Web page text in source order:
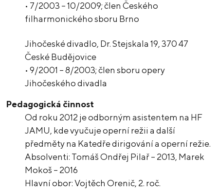
• 7/2003 – 10/2009; člen Českého
filharmonického sboru Brno
Jihočeské divadlo, Dr. Stejskala 19, 370 47
České Budějovice
• 9/2001 – 8/2003; člen sboru opery
Jihočeského divadla
Pedagogická činnost
Od roku 2012 je odborným asistentem na HF
JAMU, kde vyučuje operní režii a další
předměty na Katedře dirigování a operní režie.
Absolventi: Tomáš Ondřej Pilař – 2013, Marek
Mokoš – 2016
Hlavní obor: Vojtěch Orenič, 2. roč.